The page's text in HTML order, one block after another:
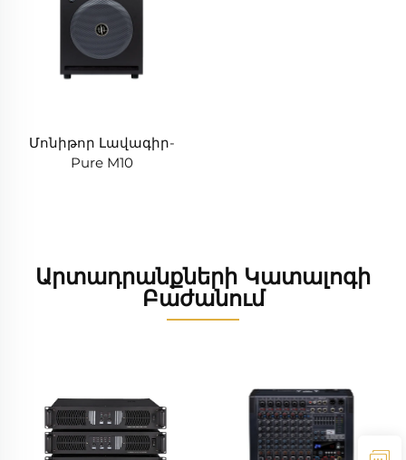
Մոնիթոր Լավագիր-
Pure M10
Արտադրանքների Կատալոգի
Բաժանում